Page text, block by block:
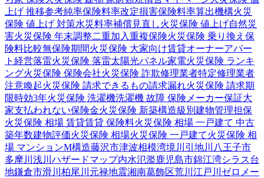
上げ 推移参考純率保険料率改定損害保険料率算出機構火災
保険 値上げ 対策水災料率補償見直し火災保険 値上げ自然災
害火災保険 年末調整二重加入重複保険火災保険 乗り換え 保
険料比較無保険期間火災保険 大家向け賃貸オーナーアパー
ト経営落雷火災保険 落雷太陽光パネル家電火災保険 ランキ
ング火災保険 保険会社火災保険 詐欺修理業者特定修理業者
注意喚起火災保険 請求できるもの請求漏れ火災保険 請求期
限時効3年火災保険 洗濯機洗濯機 故障 保険 メーカー保証大
家支払われない保険金火災保険 新築構造級別 建物管理担保
火災保険 相場 賃貸賃貸 保険料火災保険 相場 一戸建て 中古
築年数建物評価火災保険 相場火災保険 一戸建て火災保険 相
場 マンションM構造藤沢市津波相模湾境川 引地川
八王子市
多摩川 浅川 ハザードマップ内水氾濫鹿児島市錦江湾シラス台
地鎌倉市滑川 柏尾川 元禄地震湘南葛飾区荒川 江戸川 ゼロメー